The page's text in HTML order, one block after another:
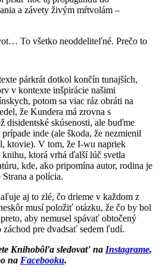
a závety živým mŕtvolám –
To všetko neoddeliteľné. Prečo to
párkrát dotkol končín tunajších,
v kontexte inšpirácie našimi
potom sa viac ráz obráti na
že Kundera má zrovna s
disidentské skúsenosti, ale buďme
inde (ale škoda, že nezmienil
ktovie). V tom, že I-wu napriek
ktorá vrhá ďalší lúč svetla
kde, ako pripomína autor, rodina je
a polícia.
aj to zlé, čo drieme v každom z
musí položiť otázku, že čo by bol
aby nemusel spávať obtočený
pre dvadsať sedem ľudí.
Knihobôľa sledovať na Instagrame,
na Facebooku.